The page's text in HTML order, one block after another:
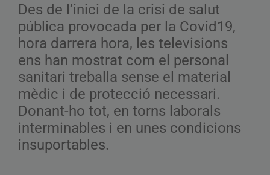
Des de l’inici de la crisi de salut
pública provocada per la Covid19,
hora darrera hora, les televisions
ens han mostrat com el personal
sanitari treballa sense el material
mèdic i de protecció necessari.
Donant-ho tot, en torns laborals
interminables i en unes condicions
insuportables.